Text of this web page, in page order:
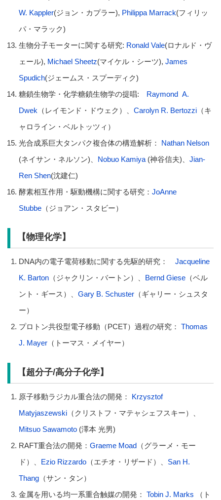
W. Kappler(ジョン・カプラー), Philippa Marrack(フィリッ
パ・マラック)
生物分子モーターに関する研究: Ronald Vale(ロナルド・ヴ
ェール), Michael Sheetz(マイケル・シーツ), James
Spudich(ジェームス・スプーディク)
糖鎖生物学・化学糖鎖生物学の提唱: Raymond A.
Dwek （レイモンド・ドウェク）、 Carolyn R. Bertozzi（キ
ャロライン・ベルトッツィ）
光合成系巨大タンパク複合体の構造解析： Nathan Nelson
(ネイサン・ネルソン)、 Nobuo Kamiya(神谷信夫)、 Jian-
Ren Shen(沈建仁)
酵素相互作用・駆動機構に関する研究： JoAnne
Stubbe（ジョアン・スタビー）
【物理化学】
DNA内の電子電荷移動に関する先駆的研究： Jacqueline
K. Barton（ジャクリン・バートン）、 Bernd Giese（ベル
ント・ギース）、 Gary B. Schuster（ギャリー・シュスタ
ー）
プロトン共役型電子移動（PCET）過程の研究： Thomas
J. Mayer（トーマス・メイヤー）
【超分子/高分子化学】
原子移動ラジカル重合法の開発： Krzysztof
Matyjaszewski（クリストフ・マテャシェフスキー）、
Mitsuo Sawamoto(澤本 光男)
RAFT重合法の開発： Graeme Moad（グラーメ・モー
ド）、 Ezio Rizzardo（エチオ・リザード）、 San H.
Thang（サン・タン）
金属を用いる均一系重合触媒の開発： Tobin J. Marks （ト